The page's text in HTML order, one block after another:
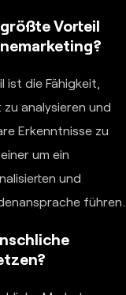
Vorteil
ist die Fähigkeit,
analysieren und
Erkenntnisse zu
um ein
und
führen.